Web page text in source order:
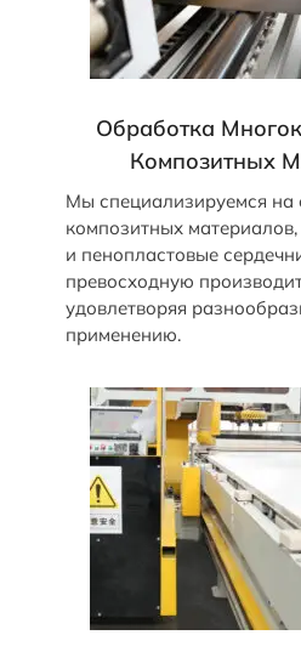
Обработка
Композитных
Мы специализируемся на
композитных материалов,
и пенопластовые
превосходную
удовлетворяя
применению.